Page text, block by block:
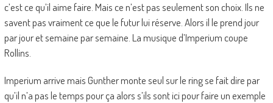
c’est ce qu’il aime faire. Mais ce n’est pas seulement son choix. Ils ne
savent pas vraiment ce que le futur lui réserve. Alors il le prend jour
par jour et semaine par semaine. La musique d’Imperium coupe
Rollins.
Imperium arrive mais Gunther monte seul sur le ring se fait dire par
qu’il n’a pas le temps pour ça alors s’ils sont ici pour faire un exemple